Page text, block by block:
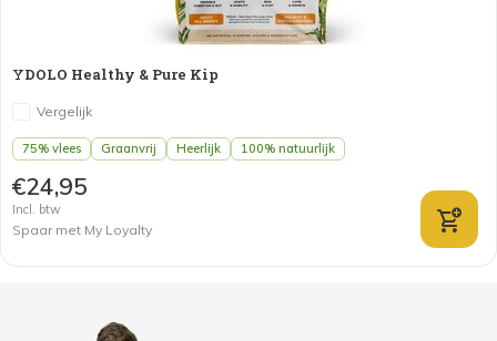
YDOLO Healthy & Pure Kip
Vergelijk
75% vlees Graanvrij Heerlijk 100% natuurlijk
€24,95
Incl. btw
Spaar met My Loyalty